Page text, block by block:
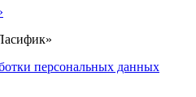
персональных данных